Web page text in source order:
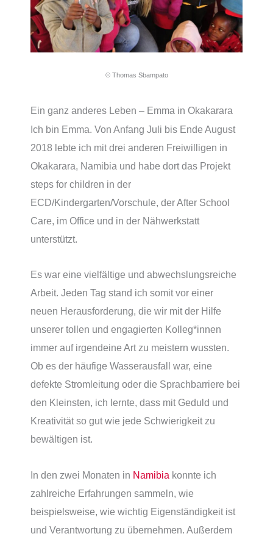
© Thomas Sbampato
Ein ganz anderes Leben – Emma in Okakarara
Ich bin Emma. Von Anfang Juli bis Ende August
2018 lebte ich mit drei anderen Freiwilligen in
Okakarara, Namibia und habe dort das Projekt
steps for children in der
ECD/Kindergarten/Vorschule, der After School
Care, im Office und in der Nähwerkstatt
unterstützt.
Es war eine vielfältige und abwechslungsreiche
Arbeit. Jeden Tag stand ich somit vor einer
neuen Herausforderung, die wir mit der Hilfe
unserer tollen und engagierten Kolleg*innen
immer auf irgendeine Art zu meistern wussten.
Ob es der häufige Wasserausfall war, eine
defekte Stromleitung oder die Sprachbarriere bei
den Kleinsten, ich lernte, dass mit Geduld und
Kreativität so gut wie jede Schwierigkeit zu
bewältigen ist.
In den zwei Monaten in Namibia konnte ich
zahlreiche Erfahrungen sammeln, wie
beispielsweise, wie wichtig Eigenständigkeit ist
und Verantwortung zu übernehmen. Außerdem